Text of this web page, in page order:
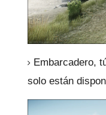
Embarcadero,
solo están